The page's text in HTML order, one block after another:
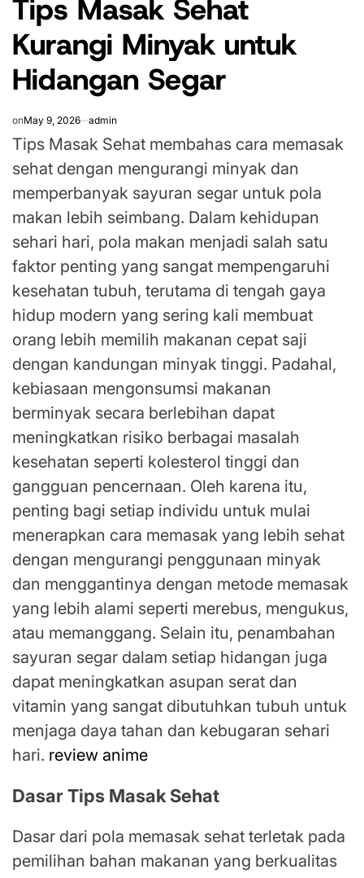
Tips Masak Sehat
Kurangi Minyak untuk
Hidangan Segar
onMay 9, 2026 admin
Tips Masak Sehat membahas cara memasak
sehat dengan mengurangi minyak dan
memperbanyak sayuran segar untuk pola
makan lebih seimbang. Dalam kehidupan
sehari hari, pola makan menjadi salah satu
faktor penting yang sangat mempengaruhi
kesehatan tubuh, terutama di tengah gaya
hidup modern yang sering kali membuat
orang lebih memilih makanan cepat saji
dengan kandungan minyak tinggi. Padahal,
kebiasaan mengonsumsi makanan
berminyak secara berlebihan dapat
meningkatkan risiko berbagai masalah
kesehatan seperti kolesterol tinggi dan
gangguan pencernaan. Oleh karena itu,
penting bagi setiap individu untuk mulai
menerapkan cara memasak yang lebih sehat
dengan mengurangi penggunaan minyak
dan menggantinya dengan metode memasak
yang lebih alami seperti merebus, mengukus,
atau memanggang. Selain itu, penambahan
sayuran segar dalam setiap hidangan juga
dapat meningkatkan asupan serat dan
vitamin yang sangat dibutuhkan tubuh untuk
menjaga daya tahan dan kebugaran sehari
hari. review anime
Dasar Tips Masak Sehat
Dasar dari pola memasak sehat terletak pada
pemilihan bahan makanan yang berkualitas